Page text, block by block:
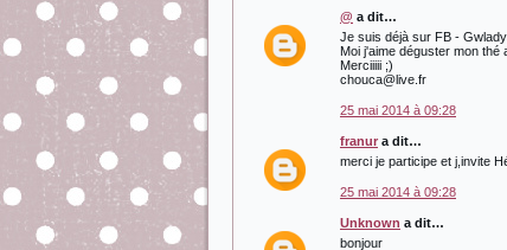
@ a dit…
Je suis déjà sur FB -
Moi j'aime déguster mon
Merciiiii ;)
chouca@live.fr
25 mai 2014 à 09:28
franur a dit…
merci je participe et j,invite
25 mai 2014 à 09:28
Unknown a dit…
bonjour